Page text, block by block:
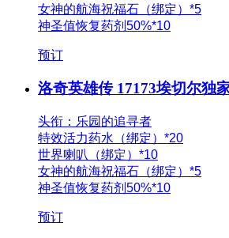
女神的航海祝福石（绑定）*5
神圣值恢复药剂50%*10
预订
洛奇英雄传 17173埃切尔独
头衔：乐园的追寻者
特效活力药水（绑定）*20
世界喇叭（绑定）*10
女神的航海祝福石（绑定）*5
神圣值恢复药剂50%*10
预订